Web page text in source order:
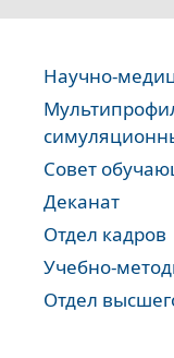
Научно-
Совет
Деканат
Отдел кадров
Учебно-
Отдел